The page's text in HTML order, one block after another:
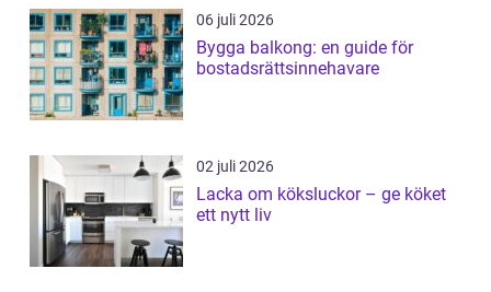
06 juli 2026
Bygga balkong: en guide för
bostadsrättsinnehavare
02 juli 2026
Lacka om köksluckor – ge köket
ett nytt liv